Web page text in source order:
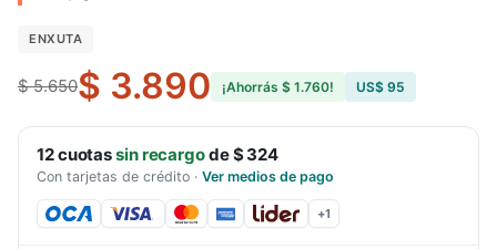
ENXUTA
$ 5.650$ 3.890 ¡Ahorrás $ 1.760! US$ 95
12cuotassin recargode$ 324
Con tarjetas de crédito · Ver medios de pago
+1